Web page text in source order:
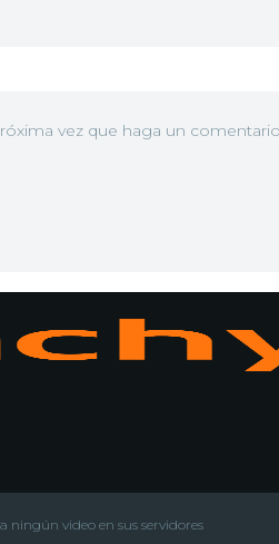
vez que haga un
ningún video en sus servidores